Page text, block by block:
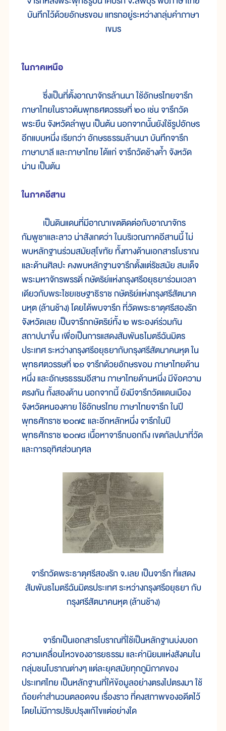
บันทึกไว้ด้วยอักษรขอม แทรกอยู่ระหว่างกลุ่มคำภาษา
เขมร
ในภาคเหนือ
ซึ่งเป็นที่ตั้งอาณาจักรล้านนา ใช้อักษรไทยจารึก
ภาษาไทยในราวต้นพุทธศตวรรษที่ ๒๐ เช่น จารึกวัด
พระยืน จังหวัดลำพูน เป็นต้น นอกจากนั้นยังใช้รูปอักษร
อีกแบบหนึ่ง เรียกว่า อักษรธรรมล้านนา บันทึกจารึก
ภาษาบาลี และภาษาไทย ได้แก่ จารึกวัดช้างค้ำ จังหวัด
น่าน เป็นต้น
ในภาคอีสาน
เป็นดินแดนที่มีอาณาเขตติดต่อกับอาณาจักร
กัมพูชาและลาว น่าสังเกตว่า ในบริเวณภาคอีสานนี้ ไม่
พบหลักฐานร่วมสมัยสุโขทัย ทั้งทางด้านเอกสารโบราณ
และด้านศิลปะ คงพบหลักฐานจารึกตั้งแต่รัชสมัย สมเด็จ
พระมหาจักรพรรดิ์ กษัตริย์แห่งกรุงศรีอยุธยาร่วมเวลา
เดียวกับพระไชยเชษฐาธิราช กษัตริย์แห่งกรุงศรีสัตนาค
นหุต (ล้านช้าง) โดยได้พบจารึก ที่วัดพระธาตุศรีสองรัก
จังหวัดเลย เป็นจารึกกษัตริย์ทั้ง ๒ พระองค์ร่วมกัน
สถาปนาขึ้น เพื่อเป็นการแสดงสัมพันธไมตรีฉันมิตร
ประเทศ ระหว่างกรุงศรีอยุธยากับกรุงศรีสัตนาคนหุต ใน
พุทธศตวรรษที่ ๒๑ จารึกด้วยอักษรขอม ภาษาไทยด้าน
หนึ่ง และอักษรธรรมอีสาน ภาษาไทยด้านหนึ่ง มีข้อความ
ตรงกัน ทั้งสองด้าน นอกจากนี้ ยังมีจารึกวัดแดนเมือง
จังหวัดหนองคาย ใช้อักษรไทย ภาษาไทยจารึก ในปี
พุทธศักราช ๒๐๗๕ และอีกหลักหนึ่ง จารึกในปี
พุทธศักราช ๒๐๗๘ เนื้อหาจารึกบอกถึง เขตกัลปนาที่วัด
และการอุทิศส่วนกุศล
จารึกวัดพระธาตุศรีสองรัก จ.เลย เป็นจารึก ที่แสดง
สัมพันธไมตรีฉันมิตรประเทศ ระหว่างกรุงศรีอยุธยา กับ
กรุงศรีสัตนาคนหุต (ล้านช้าง)
จารึกเป็นเอกสารโบราณที่ใช้เป็นหลักฐานบ่งบอก
ความเคลื่อนไหวของอารยธรรม และค่านิยมแห่งสังคมใน
กลุ่มชนโบราณต่างๆ แต่ละยุคสมัยทุกภูมิภาคของ
ประเทศไทย เป็นหลักฐานที่ให้ข้อมูลอย่างตรงไปตรงมา ใช้
ถ้อยคำสำนวนตลอดจน เรื่องราว ที่คงสภาพของอดีตไว้
โดยไม่มีการปรับปรุงแก้ไขแต่อย่างใด